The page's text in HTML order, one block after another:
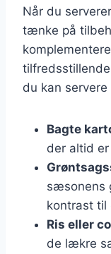
Når du
tænke på
du kan
Bagte
der altid
sæsonens
kontrast til
Ris eller
de lækre